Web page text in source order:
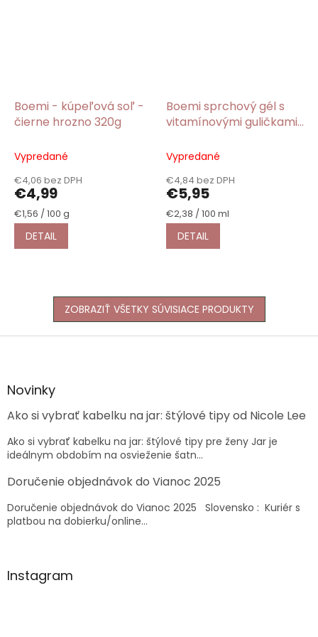
Boemi - kúpeľová soľ -
čierne hrozno 320g
Vypredané
€4,06 bez DPH
€4,99
Jednotková
cena:
€1,56 / 100 g
DETAIL
Boemi sprchový gél s
vitamínovými guličkami
Vypredané
€4,84 bez DPH
€5,95
Jednotková
cena:
€2,38 / 100 ml
DETAIL
ZOBRAZIŤ VŠETKY SÚVISIACE PRODUKTY
Z
äNovinky
Ako si vybrať kabelku na jar: štýlové tipy od Nicole Lee
Ako si vybrať kabelku na jar: štýlové tipy pre ženy Jar je
ideálnym obdobím na osvieženie šatn...
Doručenie objednávok do Vianoc 2025
Doručenie objednávok do Vianoc 2025 Slovensko : Kuriér s
platbou na dobierku/online...
Instagram